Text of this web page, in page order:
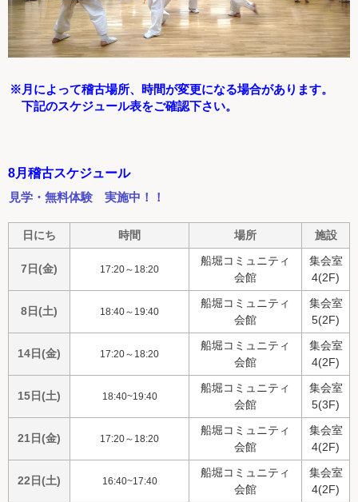
※月によって稽古場所、時間が変更になる場合があります。
下記のスケジュール表をご確認下さい。
8月稽古スケジュール
見学・無料体験 実施中！！
日にち 時間 場所 施設
7日(金) 17:20～18:20
船堀コミュニティ
会館
集会室
4(2F)
8日(土) 18:40～19:40
船堀コミュニティ
会館
集会室
5(2F)
14日(金) 17:20～18:20
船堀コミュニティ
会館
集会室
4(2F)
15日(土) 18:40~19:40
船堀コミュニティ
会館
集会室
5(3F)
21日(金) 17:20～18:20
船堀コミュニティ
会館
集会室
4(2F)
22日(土) 16:40~17:40
船堀コミュニティ
会館
集会室
4(2F)